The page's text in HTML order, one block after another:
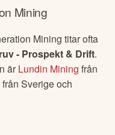
Mining
Mining titar ofta
- Prospekt & Drift.
är Lundin Mining från
frånSverigeoch